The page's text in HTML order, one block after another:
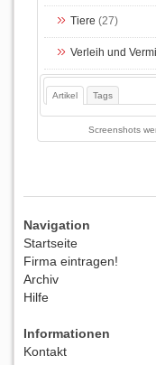
Tiere (27)
Verleih und
Artikel Tags
Screenshots
Navigation
Startseite
Firma eintragen!
Archiv
Hilfe
Informationen
Kontakt